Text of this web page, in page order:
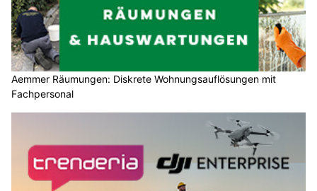
Aemmer Räumungen: Diskrete Wohnungsauflösungen mit
Fachpersonal